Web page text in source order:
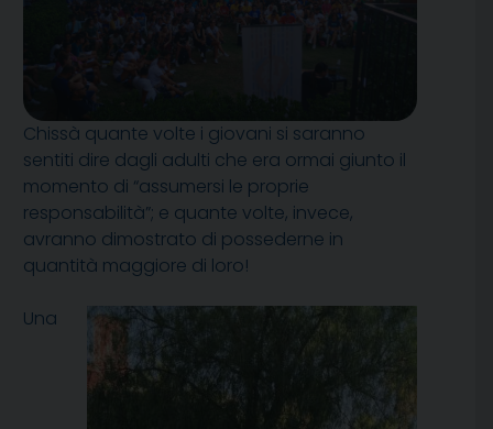
Chissà quante volte i giovani si saranno
sentiti dire dagli adulti che era ormai giunto il
momento di “assumersi le proprie
responsabilità”; e quante volte, invece,
avranno dimostrato di possederne in
quantità maggiore di loro!
Una